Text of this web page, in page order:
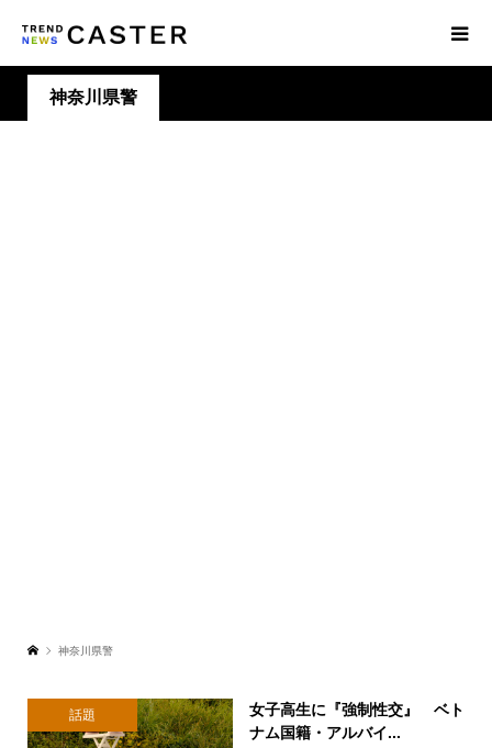
神奈川県警
神奈川県警
話題
女子高生に『強制性交』 ベト
ナム国籍・アルバイ...